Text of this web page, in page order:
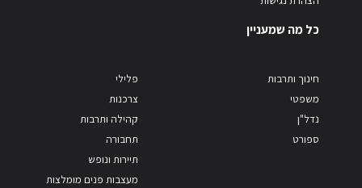
כל מה שמעניין
חינוך ותרבות
משפטי
נדל"ן
ספורט
פלילי
צרכנות
קהילה ותרבות
תחבורה
תיירות ונופש
מעצבות פנים מומלצות